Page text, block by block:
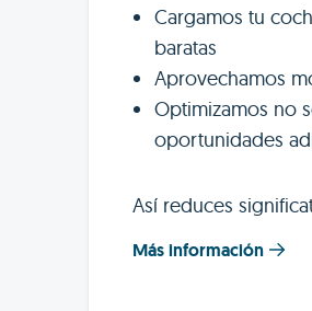
Cargamos tu
baratas
Aprovechamos
Optimizamos no
oportunidades
Así reduces
Más información